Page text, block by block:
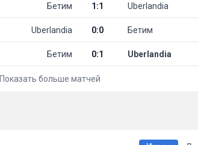
Бетим 1:1 Uberlandia
Uberlandia 0:0 Бетим
Бетим 0:1 Uberlandia
Показать больше матчей